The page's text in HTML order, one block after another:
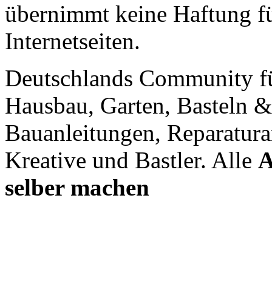
übernimmt keine Haftung
Internetseiten.
Deutschlands Community
Hausbau, Garten, Basteln
Bauanleitungen,
Kreative und Bastler. Alle
selber machen